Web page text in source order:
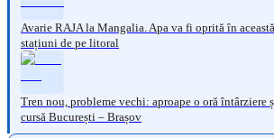
Avarie RAJA la Mangalia. Apa va fi oprită în
stațiuni de pe litoral
Tren nou, probleme vechi: aproape o oră întârziere
cursă București – Brașov